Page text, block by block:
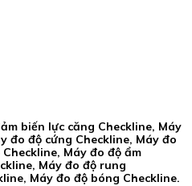
biến lực căng Checkline, Máy
đo độ cứng Checkline, Máy đo
Máy đo độ ẩm
Máy đo độ rung
Máy đo độ bóng Checkline.